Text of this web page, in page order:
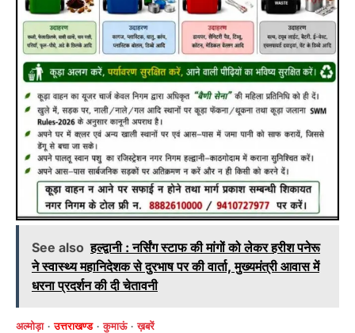
See also हल्द्वानी : नर्सिंग स्टाफ की मांगों को लेकर हरीश पनेरू
ने स्वास्थ्य महानिदेशक से दुरभाष पर की वार्ता, मुख्यमंत्री आवास में
धरना प्रदर्शन की दी चेतावनी
अल्मोड़ा उत्तराखण्ड कुमाऊं ख़बरें